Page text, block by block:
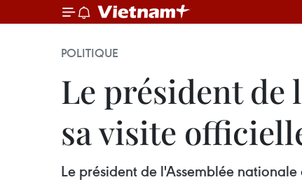
POLITIQUE
Le président de
sa visite
Le président de l'Assemblée